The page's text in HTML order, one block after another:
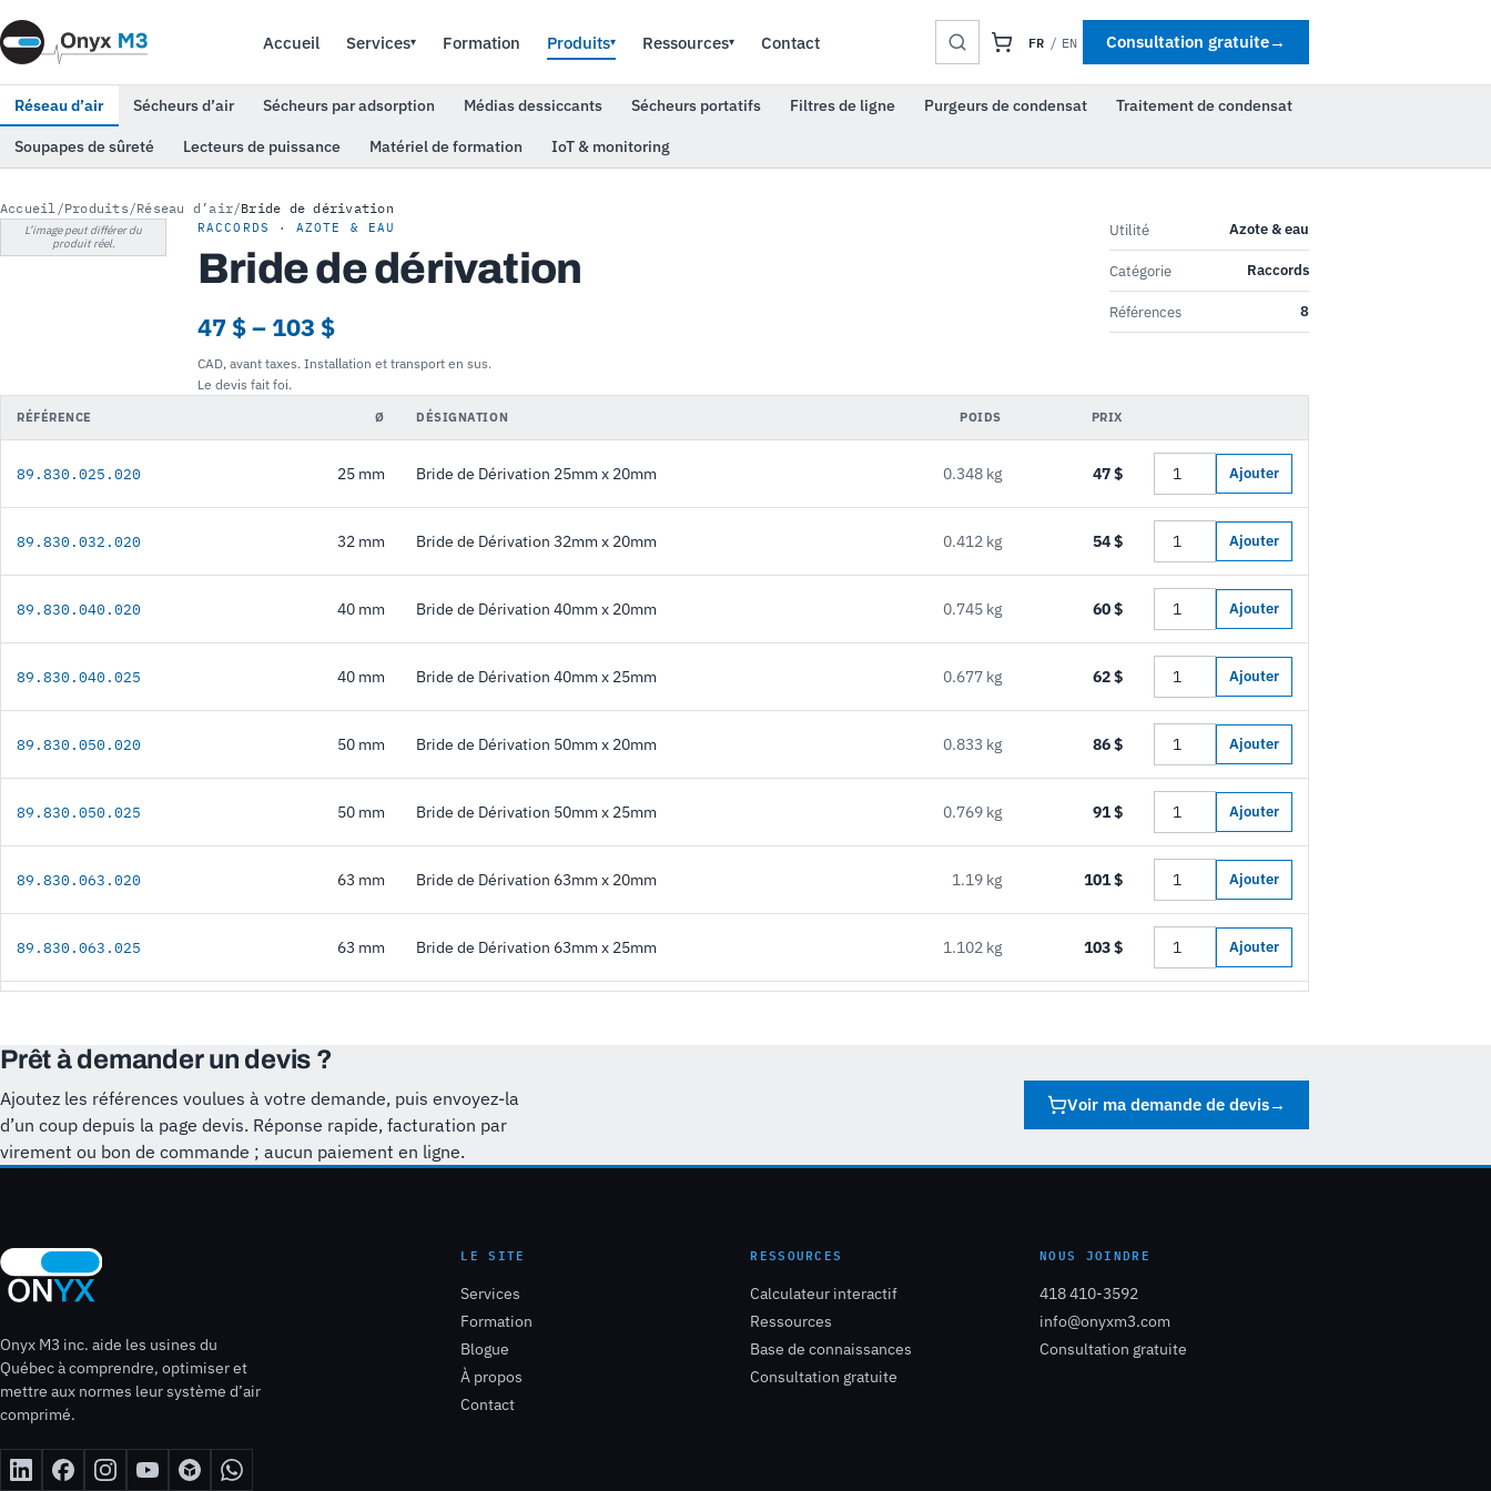
Accueil Services▾ Formation Produits▾ Ressources▾ Contact FR / EN Consultation gratuite→
Réseau d’air Sécheurs d’air Sécheurs par adsorption Médias dessiccants Sécheurs portatifs Filtres de ligne Purgeurs de condensat Traitement de condensat
Soupapes de sûreté Lecteurs de puissance Matériel de formation IoT & monitoring
Accueil /Produits/Réseau d’air/Bride de dérivation
L’image peut différer du
produit réel.
RACCORDS · AZOTE & EAU
Bride de dérivation
47 $ – 103 $
CAD, avant taxes. Installation et transport en sus.
Le devis fait foi.
Utilité Azote & eau
Catégorie Raccords
Références 8
RÉFÉRENCE Ø DÉSIGNATION POIDS PRIX
89.830.025.020 25 mm Bride de Dérivation 25mm x 20mm 0.348 kg 47 $ Ajouter
89.830.032.020 32 mm Bride de Dérivation 32mm x 20mm 0.412 kg 54 $ Ajouter
89.830.040.020 40 mm Bride de Dérivation 40mm x 20mm 0.745 kg 60 $ Ajouter
89.830.040.025 40 mm Bride de Dérivation 40mm x 25mm 0.677 kg 62 $ Ajouter
89.830.050.020 50 mm Bride de Dérivation 50mm x 20mm 0.833 kg 86 $ Ajouter
89.830.050.025 50 mm Bride de Dérivation 50mm x 25mm 0.769 kg 91 $ Ajouter
89.830.063.020 63 mm Bride de Dérivation 63mm x 20mm 1.19 kg 101 $ Ajouter
89.830.063.025 63 mm Bride de Dérivation 63mm x 25mm 1.102 kg 103 $ Ajouter
Prêt à demander un devis ?
Ajoutez les références voulues à votre demande, puis envoyez-la
d’un coup depuis la page devis. Réponse rapide, facturation par
virement ou bon de commande ; aucun paiement en ligne.
Voir ma demande de devis→
Onyx M3 inc. aide les usines du
Québec à comprendre, optimiser et
mettre aux normes leur système d’air
comprimé.
LE SITE
Services
Formation
Blogue
À propos
Contact
RESSOURCES
Calculateur interactif
Ressources
Base de connaissances
Consultation gratuite
NOUS JOINDRE
418 410-3592
info@onyxm3.com
Consultation gratuite